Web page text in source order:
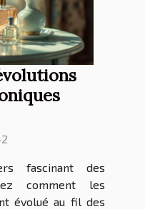
fascinant des
comment les
évolué au fil des